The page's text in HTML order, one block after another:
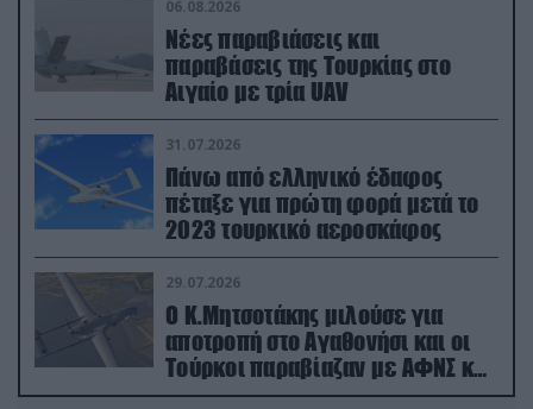
06.08.2026
Νέες παραβιάσεις και
παραβάσεις της Τουρκίας στο
Αιγαίο με τρία UAV
31.07.2026
Πάνω από ελληνικό έδαφος
πέταξε για πρώτη φορά μετά το
2023 τουρκικό αεροσκάφος
29.07.2026
Ο Κ.Μητσοτάκης μιλούσε για
αποτροπή στο Αγαθονήσι και οι
Τούρκοι παραβίαζαν με ΑΦΝΣ και
drone